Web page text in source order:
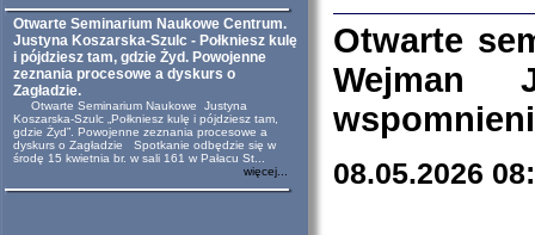
Otwarte Seminarium Naukowe Centrum.
Justyna Koszarska-Szulc - Połkniesz kulę
i pójdziesz tam, gdzie Żyd. Powojenne
zeznania procesowe a dyskurs o
Zagładzie.
Otwarte Seminarium Naukowe Justyna
Koszarska-Szulc „Połkniesz kulę i pójdziesz tam,
gdzie Żyd”. Powojenne zeznania procesowe a
dyskurs o Zagładzie Spotkanie odbędzie się w
środę 15 kwietnia br. w sali 161 w Pałacu St...
więcej...
Otwarte
Wejman
08.05.2026